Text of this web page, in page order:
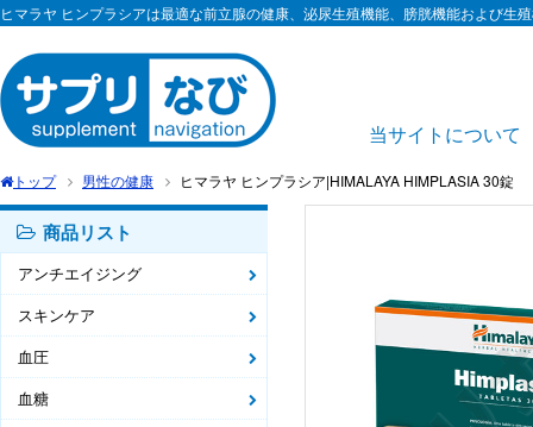
ヒマラヤ ヒンプラシアは最適な前立腺の健康、泌尿生殖機能、膀胱機能および生
当サイトについて
トップ 男性の健康 ヒマラヤ ヒンプラシア|HIMALAYA HIMPLASIA 30錠
商品リスト
アンチエイジング
スキンケア
血圧
血糖